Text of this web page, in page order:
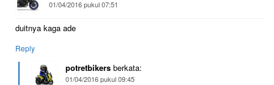
01/04/2016 pukul 07:51
duitnya kaga ade
Reply
potretbikers berkata:
01/04/2016 pukul 09:45